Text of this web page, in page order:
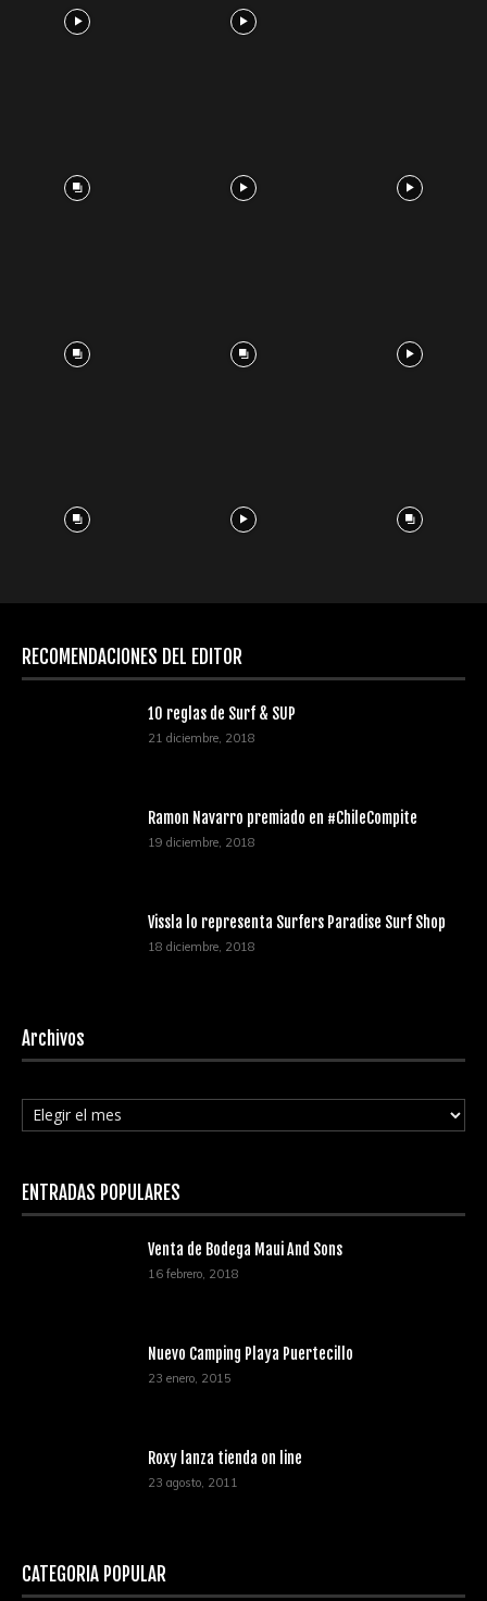
RECOMENDACIONES DEL EDITOR
10 reglas de Surf & SUP
21 diciembre, 2018
Ramon Navarro premiado en #ChileCompite
19 diciembre, 2018
Vissla lo representa Surfers Paradise Surf Shop
18 diciembre, 2018
Archivos
Archivos
ENTRADAS POPULARES
Venta de Bodega Maui And Sons
16 febrero, 2018
Nuevo Camping Playa Puertecillo
23 enero, 2015
Roxy lanza tienda on line
23 agosto, 2011
CATEGORÍA POPULAR